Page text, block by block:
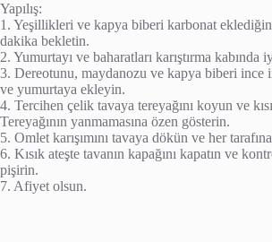
Yapılış:
1. Yeşillikleri ve kapya biberi karbonat
dakika bekletin.
2. Yumurtayı ve baharatları karıştırma kabında
3. Dereotunu, maydanozu ve kapya biberi ince
ve yumurtaya ekleyin.
4. Tercihen çelik tavaya tereyağını koyun ve
Tereyağının yanmamasına özen gösterin.
5. Omlet karışımını tavaya dökün ve her
6. Kısık ateşte tavanın kapağını kapatın ve
pişirin.
7. Afiyet olsun.